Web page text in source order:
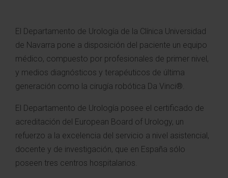
El Departamento de Urología de la Clínica Universidad
de Navarra pone a disposición del paciente un equipo
médico, compuesto por profesionales de primer nivel,
y medios diagnósticos y terapéuticos de última
generación como la cirugía robótica Da Vinci®.
El Departamento de Urología posee el certificado de
acreditación del European Board of Urology, un
refuerzo a la excelencia del servicio a nivel asistencial,
docente y de investigación, que en España sólo
poseen tres centros hospitalarios.